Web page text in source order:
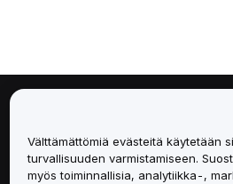
Palvelut
Välttämättömiä evästeitä käytetään
turvallisuuden varmistamiseen.
myös toiminnallisia, analytiikka-,